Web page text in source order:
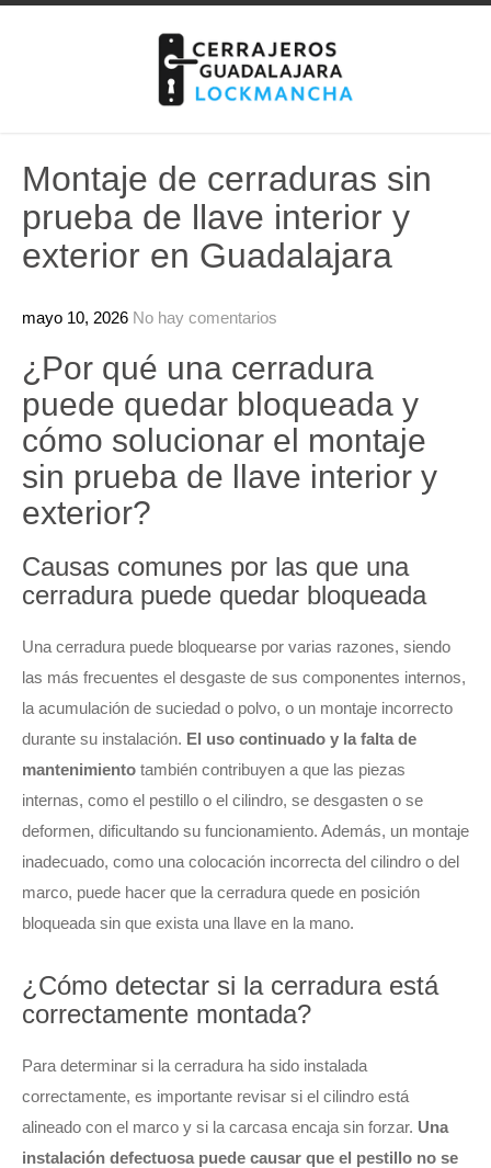
Montaje de cerraduras sin
prueba de llave interior y
exterior en Guadalajara
mayo 10, 2026 No hay comentarios
¿Por qué una cerradura
puede quedar bloqueada y
cómo solucionar el montaje
sin prueba de llave interior y
exterior?
Causas comunes por las que una
cerradura puede quedar bloqueada
Una cerradura puede bloquearse por varias razones, siendo
las más frecuentes el desgaste de sus componentes internos,
la acumulación de suciedad o polvo, o un montaje incorrecto
durante su instalación. El uso continuado y la falta de
mantenimiento también contribuyen a que las piezas
internas, como el pestillo o el cilindro, se desgasten o se
deformen, dificultando su funcionamiento. Además, un montaje
inadecuado, como una colocación incorrecta del cilindro o del
marco, puede hacer que la cerradura quede en posición
bloqueada sin que exista una llave en la mano.
¿Cómo detectar si la cerradura está
correctamente montada?
Para determinar si la cerradura ha sido instalada
correctamente, es importante revisar si el cilindro está
alineado con el marco y si la carcasa encaja sin forzar. Una
instalación defectuosa puede causar que el pestillo no se